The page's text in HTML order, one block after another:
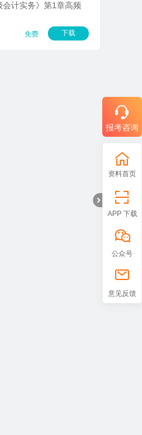
会计实务》第1章高频
免费 下载
报考咨询
资料首页
APP 下载
公众号
意见反馈